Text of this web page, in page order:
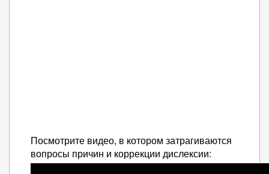
Посмотрите видео, в котором затрагиваются
вопросы причин и коррекции дислексии: